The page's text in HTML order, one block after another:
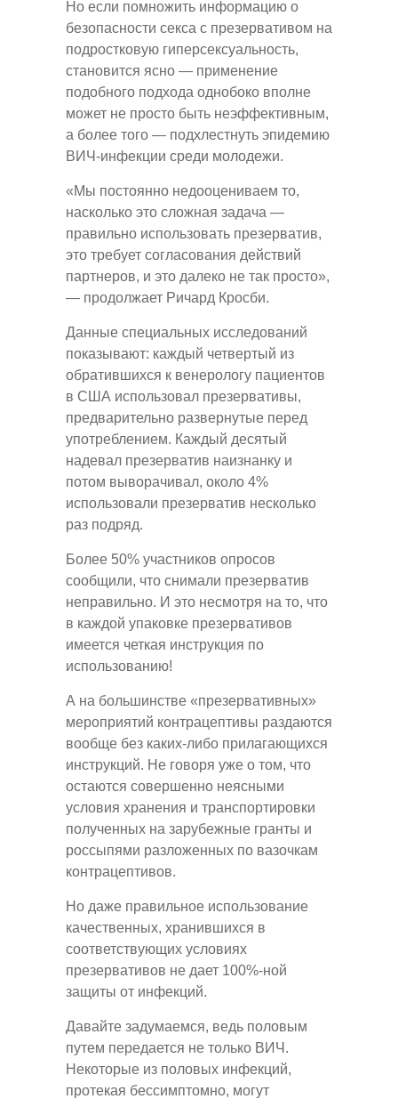
Но если помножить информацию о
безопасности секса с презервативом на
подростковую гиперсексуальность,
становится ясно — применение
подобного подхода однобоко вполне
может не просто быть неэффективным,
а более того — подхлестнуть эпидемию
ВИЧ-инфекции среди молодежи.
«Мы постоянно недооцениваем то,
насколько это сложная задача —
правильно использовать презерватив,
это требует согласования действий
партнеров, и это далеко не так просто»,
— продолжает Ричард Кросби.
Данные специальных исследований
показывают: каждый четвертый из
обратившихся к венерологу пациентов
в США использовал презервативы,
предварительно развернутые перед
употреблением. Каждый десятый
надевал презерватив наизнанку и
потом выворачивал, около 4%
использовали презерватив несколько
раз подряд.
Более 50% участников опросов
сообщили, что снимали презерватив
неправильно. И это несмотря на то, что
в каждой упаковке презервативов
имеется четкая инструкция по
использованию!
А на большинстве «презервативных»
мероприятий контрацептивы раздаются
вообще без каких-либо прилагающихся
инструкций. Не говоря уже о том, что
остаются совершенно неясными
условия хранения и транспортировки
полученных на зарубежные гранты и
россыпями разложенных по вазочкам
контрацептивов.
Но даже правильное использование
качественных, хранившихся в
соответствующих условиях
презервативов не дает 100%-ной
защиты от инфекций.
Давайте задумаемся, ведь половым
путем передается не только ВИЧ.
Некоторые из половых инфекций,
протекая бессимптомно, могут